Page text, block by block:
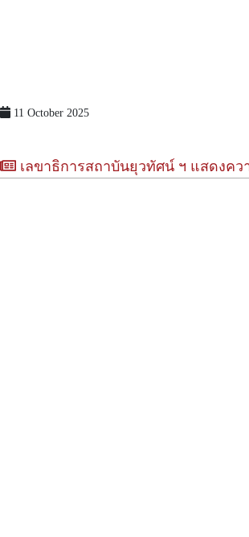
11 October 2025
เลขาธิการสถาบันยุวทัศน์ ฯ แสดงค